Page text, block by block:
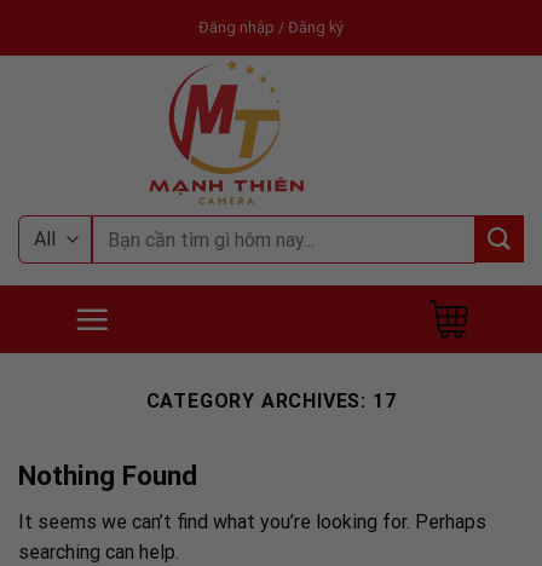
Đăng nhập / Đăng ký
Tìm
kiếm:
CATEGORY ARCHIVES: 17
Nothing Found
It seems we can’t find what you’re looking for. Perhaps
searching can help.